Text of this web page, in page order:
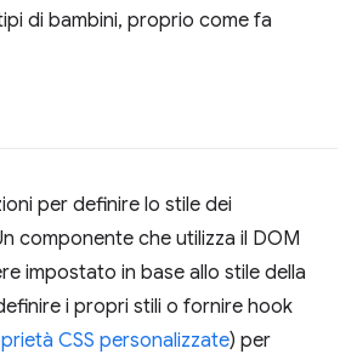
di bambini, proprio come fa
per definire lo stile dei
componente che utilizza il DOM
impostato in base allo stile della
i propri stili o fornire hook
CSS personalizzate) per